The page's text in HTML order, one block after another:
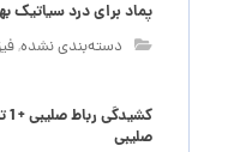
پماد برای درد سیاتیک
دسته‌بندی نشده,
صلیبی